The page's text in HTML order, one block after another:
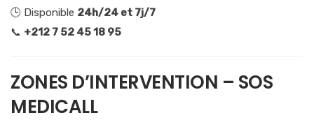
🕒 Disponible 24h/24 et 7j/7
📞 +212 7 52 45 18 95
ZONES D’INTERVENTION – SOS
MEDICALL